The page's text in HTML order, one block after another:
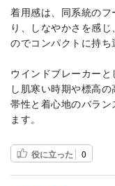
着用感は、同系統の
り、しなやかさを感
のでコンパクトに持ち
ウインドブレーカー
し肌寒い時期や標高
帯性と着心地のバラ
ます。
役に立った 0